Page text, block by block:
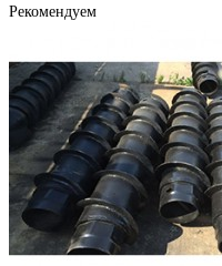
Рекомендуем